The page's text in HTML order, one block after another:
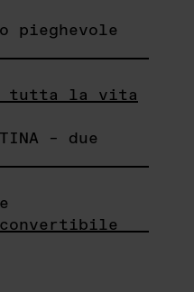
pieghevole
tutta la vita
– due